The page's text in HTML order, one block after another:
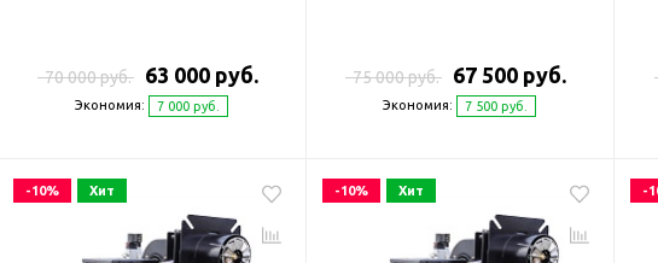
70 000 руб. 63 000 руб.
Экономия: 7 000 руб.
75 000 руб. 67 500 руб.
Экономия: 7 500 руб.
-10% Хит -10% Хит -